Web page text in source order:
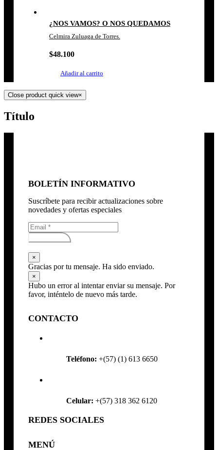
¿NOS VAMOS? O NOS QUEDAMOS
Celmira Zuluaga de Torres.
$48.100
Añadir al carrito
Close product quick view×
Título
BOLETÍN INFORMATIVO
Suscríbete para recibir actualizaciones sobre
novedades y ofertas especiales
Subscribirse
×
Gracias por tu mensaje. Ha sido enviado.
×
Hubo un error al intentar enviar su mensaje. Por
favor, inténtelo de nuevo más tarde.
CONTACTO
Teléfono: +(57) (1) 613 6650
Celular: +(57) 318 362 6120
REDES SOCIALES
MENÚ